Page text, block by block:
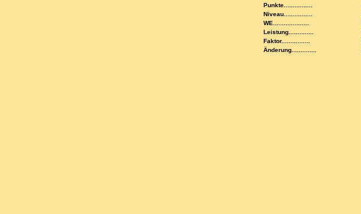
Punkte................
Niveau................
WE....................
Leistung..............
Faktor................
Änderung..............